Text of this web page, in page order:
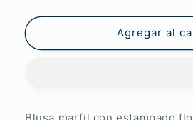
Viviana
Viviana
Agregar al